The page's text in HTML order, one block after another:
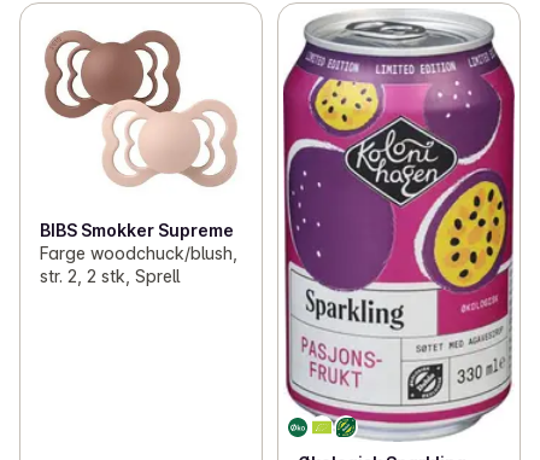
BIBS Smokker Supreme
Farge woodchuck/blush,
str. 2, 2 stk, Sprell